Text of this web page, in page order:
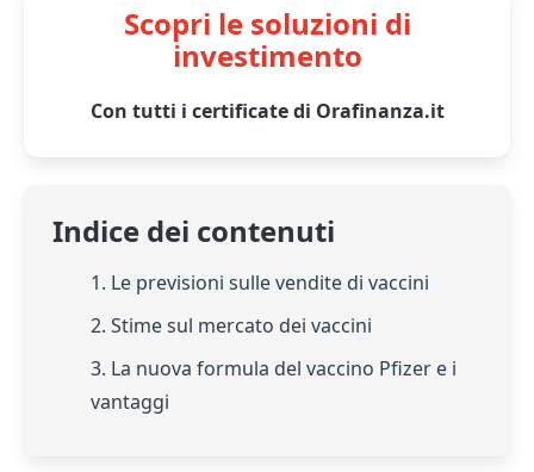
Scopri le soluzioni di
investimento
Con tutti i certificate di Orafinanza.it
Indice dei contenuti
1. Le previsioni sulle vendite di vaccini
2. Stime sul mercato dei vaccini
3. La nuova formula del vaccino Pfizer e i
vantaggi